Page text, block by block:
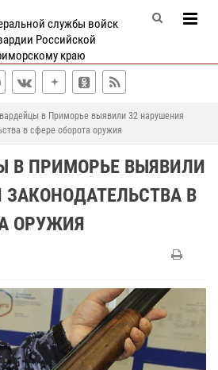
службы войск
Российской
краю
в Приморье выявили 32 нарушения
в сфере оборота оружия
В ПРИМОРЬЕ ВЫЯВИЛИ
В
ОРУЖИЯ